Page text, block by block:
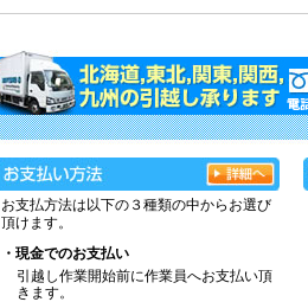
お支払方法は以下の３種類の中からお選び
頂けます。
・現金でのお支払い
引越し作業開始前に作業員へお支払い頂
きます。